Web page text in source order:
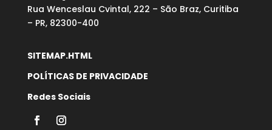
Rua Wenceslau Cvintal, 222 – São Braz, Curitiba
– PR, 82300-400
SITEMAP.HTML
POLÍTICAS DE PRIVACIDADE
Redes Sociais